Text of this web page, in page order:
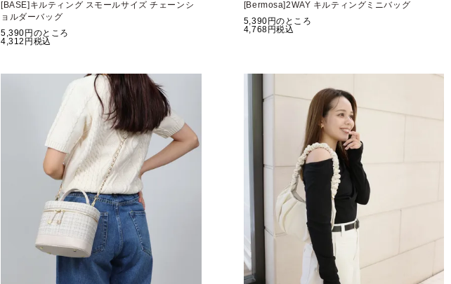
[BASE]キルティング スモールサイズ チェーンシ
ョルダーバッグ
5,390
のところ
4,312
税込
[Bermosa]2WAY キルティングミニバッグ
5,390
のところ
4,768
税込